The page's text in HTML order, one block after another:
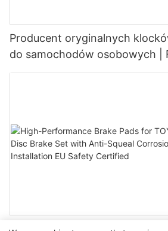
Producent oryginalnych
do samochodów osobowych |
hurtowo i hurtowo